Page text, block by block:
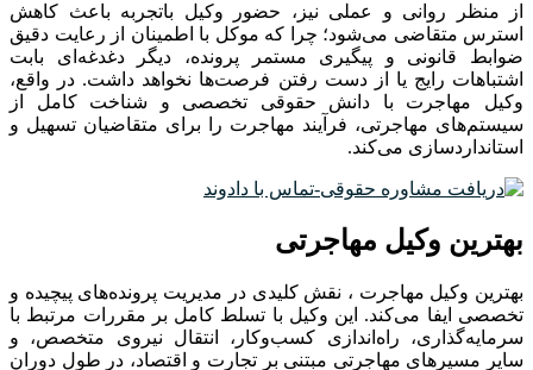
از منظر روانی و عملی نیز، حضور وکیل باتجربه باعث کاهش
استرس متقاضی می‌شود؛ چرا که موکل با اطمینان از رعایت دقیق
ضوابط قانونی و پیگیری مستمر پرونده، دیگر دغدغه‌ای بابت
اشتباهات رایج یا از دست رفتن فرصت‌ها نخواهد داشت. در واقع،
وکیل مهاجرت با دانش حقوقی تخصصی و شناخت کامل از
سیستم‌های مهاجرتی، فرآیند مهاجرت را برای متقاضیان تسهیل و
استانداردسازی می‌کند.
بهترین وکیل مهاجرتی
بهترین وکیل مهاجرت ، نقش کلیدی در مدیریت پرونده‌های پیچیده و
تخصصی ایفا می‌کند.
این وکیل با تسلط کامل بر مقررات مرتبط با
سرمایه‌گذاری، راه‌اندازی کسب‌وکار، انتقال نیروی متخصص، و
سایر مسیرهای مهاجرتی مبتنی بر تجارت و اقتصاد، در طول دوران